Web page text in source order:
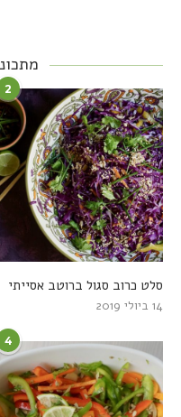
2
סלט כרוב סגול ברוטב אסייתי
14 ביולי 2019
4